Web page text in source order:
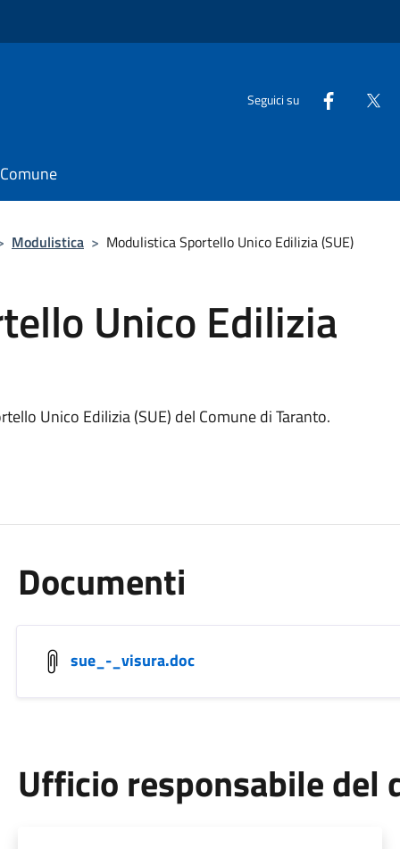
Seguici su
Modulistica > Modulistica Sportello Unico Edilizia (SUE)
Unico Edilizia
Unico Edilizia (SUE) del Comune di Taranto.
Documenti
sue_-_visura.doc
Ufficio responsabile del